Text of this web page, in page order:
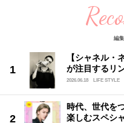
編
【シャネル・
が注目するリ
2026.06.18
LIFE STYLE
時代、世代を
楽しむスペシ